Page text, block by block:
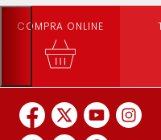
COMPRA ONLINE